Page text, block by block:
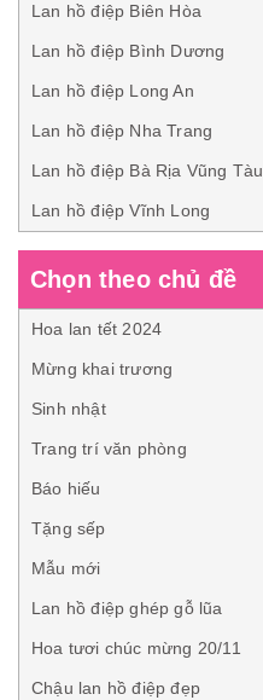
Lan hồ điệp Biên Hòa
Lan hồ điệp Bình Dương
Lan hồ điệp Long An
Lan hồ điệp Nha Trang
Lan hồ điệp Bà Rịa Vũng Tàu
Lan hồ điệp Vĩnh Long
Chọn theo chủ đề
Hoa lan tết 2024
Mừng khai trương
Sinh nhật
Trang trí văn phòng
Báo hiếu
Tặng sếp
Mẫu mới
Lan hồ điệp ghép gỗ lũa
Hoa tươi chúc mừng 20/11
Chậu lan hồ điệp đẹp